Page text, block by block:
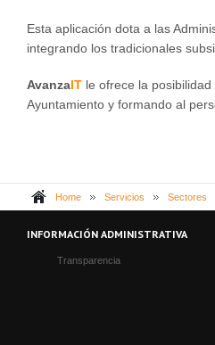
Esta aplicación dota a las
integrando los tradicionales
AvanzaIT le ofrece la
Ayuntamiento y formando al
Home Servicios Sectores
INFORMACIÓN ADMINISTRATIVA
Transparencia